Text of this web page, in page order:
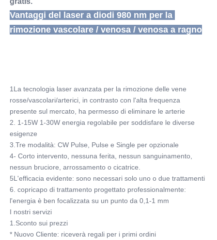
Vantaggi del laser a diodi 980 nm per la
rimozione vascolare / venosa / venosa a ragno
1La tecnologia laser avanzata per la rimozione delle vene
rosse/vascolari/arterici, in contrasto con l'alta frequenza
presente sul mercato, ha permesso di eliminare le arterie
2. 1-15W 1-30W energia regolabile per soddisfare le diverse
esigenze
3.Tre modalità: CW Pulse, Pulse e Single per opzionale
4- Corto intervento, nessuna ferita, nessun sanguinamento,
nessun bruciore, arrossamento o cicatrice.
5L'efficacia evidente: sono necessari solo uno o due trattamenti
6. copricapo di trattamento progettato professionalmente:
l'energia è ben focalizzata su un punto da 0,1-1 mm
I nostri servizi
1.Sconto sui prezzi
* Nuovo Cliente: riceverà regali per i primi ordini